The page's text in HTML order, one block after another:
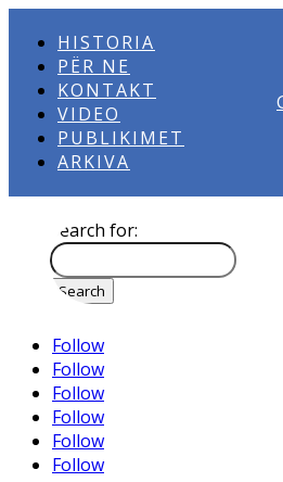
HISTORIA
PËR NE
KONTAKT
VIDEO
PUBLIKIMET
ARKIVA
Search for:
Follow
Follow
Follow
Follow
Follow
Follow